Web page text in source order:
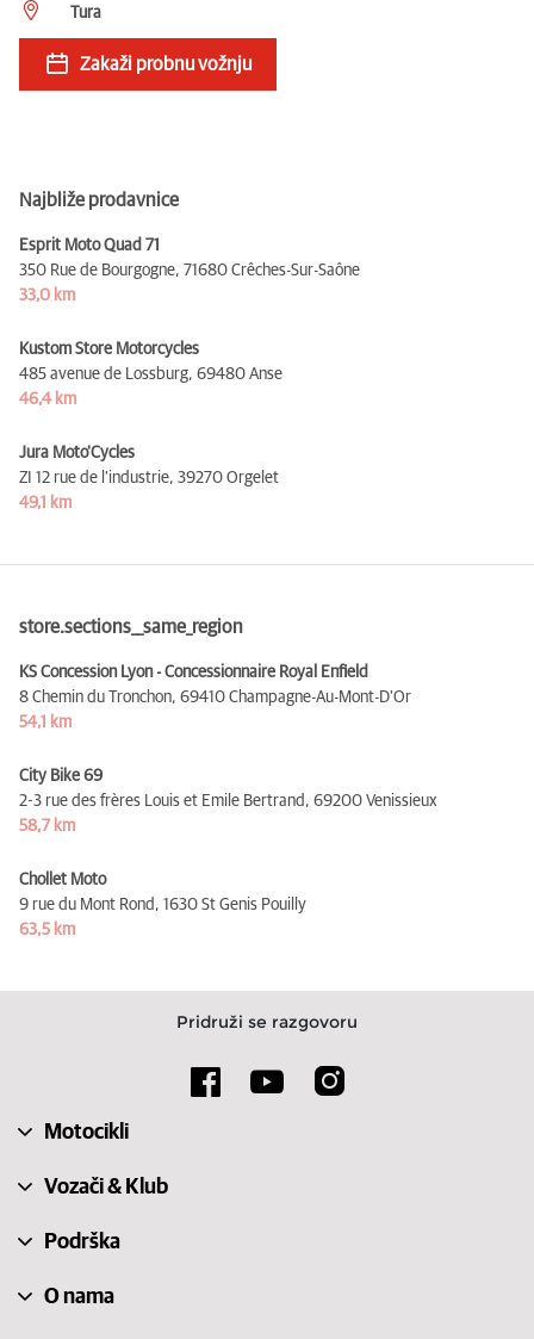
Tura
Zakaži probnu vožnju
Najbliže prodavnice
Esprit Moto Quad 71
350 Rue de Bourgogne, 71680 Crêches-Sur-Saône
33,0 km
Kustom Store Motorcycles
485 avenue de Lossburg, 69480 Anse
46,4 km
Jura Moto'Cycles
ZI 12 rue de l'industrie, 39270 Orgelet
49,1 km
store.sections__same_region
KS Concession Lyon - Concessionnaire Royal Enfield
8 Chemin du Tronchon, 69410 Champagne-Au-Mont-D'Or
54,1 km
City Bike 69
2-3 rue des frères Louis et Emile Bertrand, 69200 Venissieux
58,7 km
Chollet Moto
9 rue du Mont Rond, 1630 St Genis Pouilly
63,5 km
Pridruži se razgovoru
Motocikli
Vozači & Klub
Podrška
O nama